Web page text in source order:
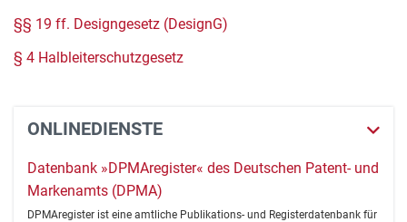
§§ 19 ff. Designgesetz (DesignG)
§ 4 Halbleiterschutzgesetz
ONLINEDIENSTE
Datenbank »DPMAregister« des Deutschen Patent- und
Markenamts (DPMA)
DPMAregister ist eine amtliche Publikations- und Registerdatenbank für